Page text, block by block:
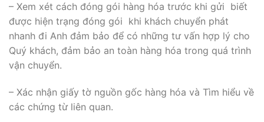
– Xem xét cách đóng gói hàng hóa trước khi gửi biết
được hiện trạng đóng gói khi khách chuyển phát
nhanh đi Anh đảm bảo để có những tư vấn hợp lý cho
Quý khách, đảm bảo an toàn hàng hóa trong quá trình
vận chuyển.
– Xác nhận giấy tờ nguồn gốc hàng hóa và Tìm hiểu về
các chứng từ liên quan.